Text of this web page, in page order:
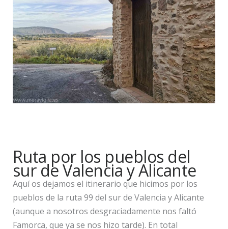
Ruta por los pueblos del
sur de Valencia y Alicante
Aquí os dejamos el itinerario que hicimos por los
pueblos de la ruta 99 del sur de Valencia y Alicante
(aunque a nosotros desgraciadamente nos faltó
Famorca, que ya se nos hizo tarde). En total